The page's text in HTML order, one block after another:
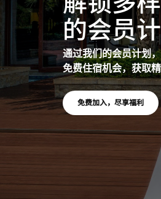
的会员
通过我们的会员计划
免费住宿机会，获取
免费加入，尽享福利打开